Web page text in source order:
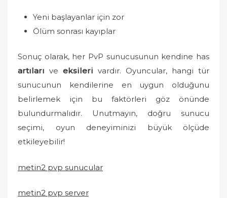
Yeni başlayanlar için zor
Ölüm sonrası kayıplar
Sonuç olarak, her PvP sunucusunun kendine has
artıları ve eksileri vardır. Oyuncular, hangi tür
sunucunun kendilerine en uygun olduğunu
belirlemek için bu faktörleri göz önünde
bulundurmalıdır. Unutmayın, doğru sunucu
seçimi, oyun deneyiminizi büyük ölçüde
etkileyebilir!
metin2 pvp sunucular
metin2 pvp server